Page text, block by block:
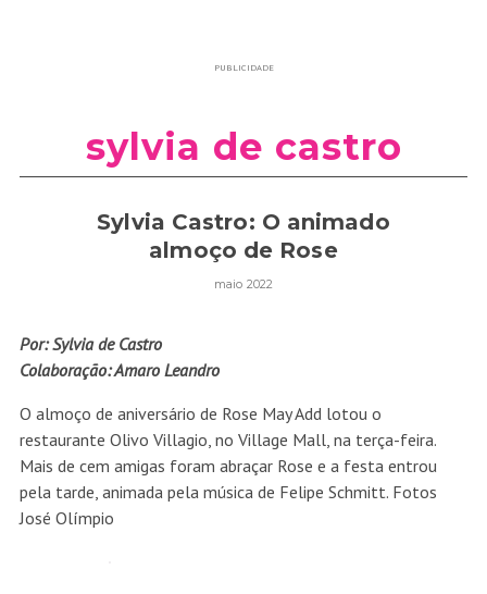
PUBLICIDADE
sylvia de castro
Sylvia Castro: O animado
almoço de Rose
maio 2022
Por: Sylvia de Castro
Colaboração: Amaro Leandro
O almoço de aniversário de Rose May Add lotou o
restaurante Olivo Villagio, no Village Mall, na terça-feira.
Mais de cem amigas foram abraçar Rose e a festa entrou
pela tarde, animada pela música de Felipe Schmitt. Fotos
José Olímpio